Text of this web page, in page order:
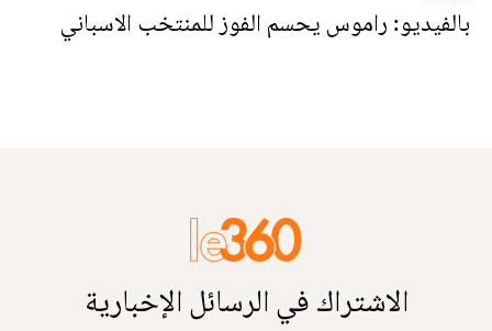
بالفيديو: راموس يحسم الفوز للمنتخب الاسباني
الاشتراك في الرسائل الإخبارية